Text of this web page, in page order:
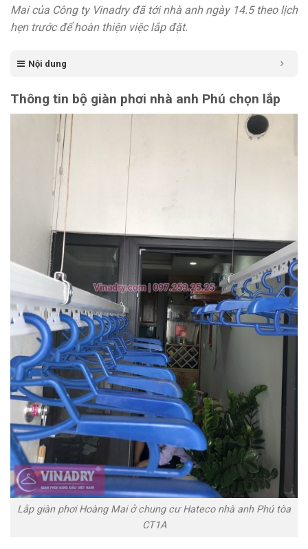
Mai của Công ty Vinadry đã tới nhà anh ngày 14.5 theo lịch
hẹn trước để hoàn thiện việc lắp đặt.
Nội dung
Thông tin bộ giàn phơi nhà anh Phú chọn lắp
Lắp giàn phơi Hoàng Mai ở chung cư Hateco nhà anh Phú tòa
CT1A